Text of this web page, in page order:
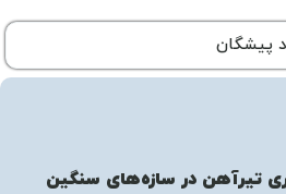
تیرآهن در سازه‌های سنگین